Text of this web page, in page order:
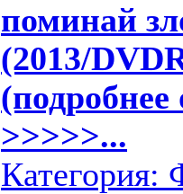
поминай
(2013/
(подробнее
>>>>>...
Категория: